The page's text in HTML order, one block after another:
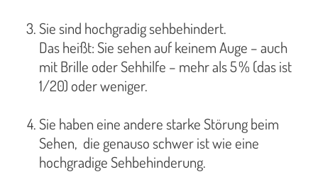
Sie sind hochgradig sehbehindert.
Das heißt: Sie sehen auf keinem Auge – auch
mit Brille oder Sehhilfe – mehr als 5 % (das ist
1/20) oder weniger.
Sie haben eine andere starke Störung beim
Sehen, die genauso schwer ist wie eine
hochgradige Sehbehinderung.